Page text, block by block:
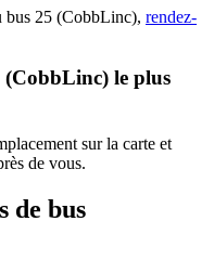
bus 25 (CobbLinc), rendez-
(CobbLinc) le plus
sur la carte et
de vous.
de bus